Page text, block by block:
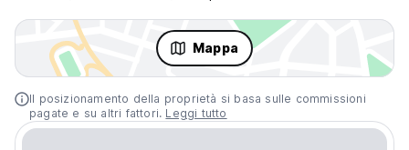
Mappa
Il posizionamento della proprietà si basa sulle commissioni
pagate e su altri fattori. Leggi tutto